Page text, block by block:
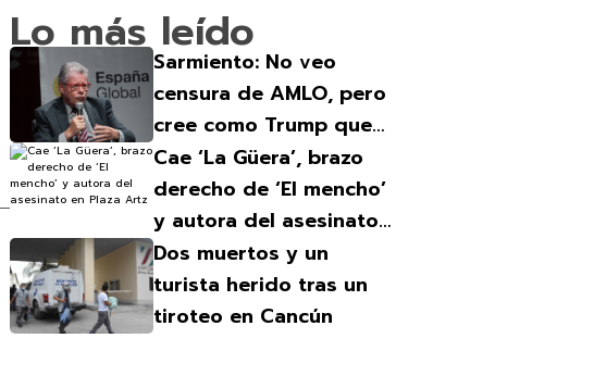
Lo más leído
Sarmiento: No veo
censura de AMLO, pero
cree como Trump que
los medios están
contra él
Cae ‘La Güera’, brazo
derecho de ‘El mencho’
y autora del asesinato
en Plaza Artz
Dos muertos y un
turista herido tras un
tiroteo en Cancún